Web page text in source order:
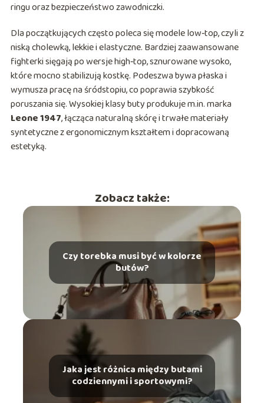
ringu oraz bezpieczeństwo zawodniczki.
Dla początkujących często poleca się modele low‑top, czyli z
niską cholewką, lekkie i elastyczne. Bardziej zaawansowane
fighterki sięgają po wersje high‑top, sznurowane wysoko,
które mocno stabilizują kostkę. Podeszwa bywa płaska i
wymusza pracę na śródstopiu, co poprawia szybkość
poruszania się. Wysokiej klasy buty produkuje m.in. marka
Leone 1947, łącząca naturalną skórę i trwałe materiały
syntetyczne z ergonomicznym kształtem i dopracowaną
estetyką.
Zobacz także:
Czy torebka musi być w kolorze
butów?
Jaka jest różnica między butami
codziennymi i sportowymi?